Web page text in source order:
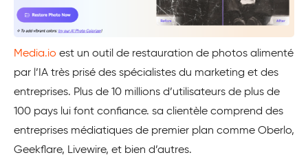
Media.io est un outil de restauration de photos alimenté
par l’IA très prisé des spécialistes du marketing et des
entreprises. Plus de 10 millions d’utilisateurs de plus de
100 pays lui font confiance. sa clientèle comprend des
entreprises médiatiques de premier plan comme Oberlo,
Geekflare, Livewire, et bien d’autres.